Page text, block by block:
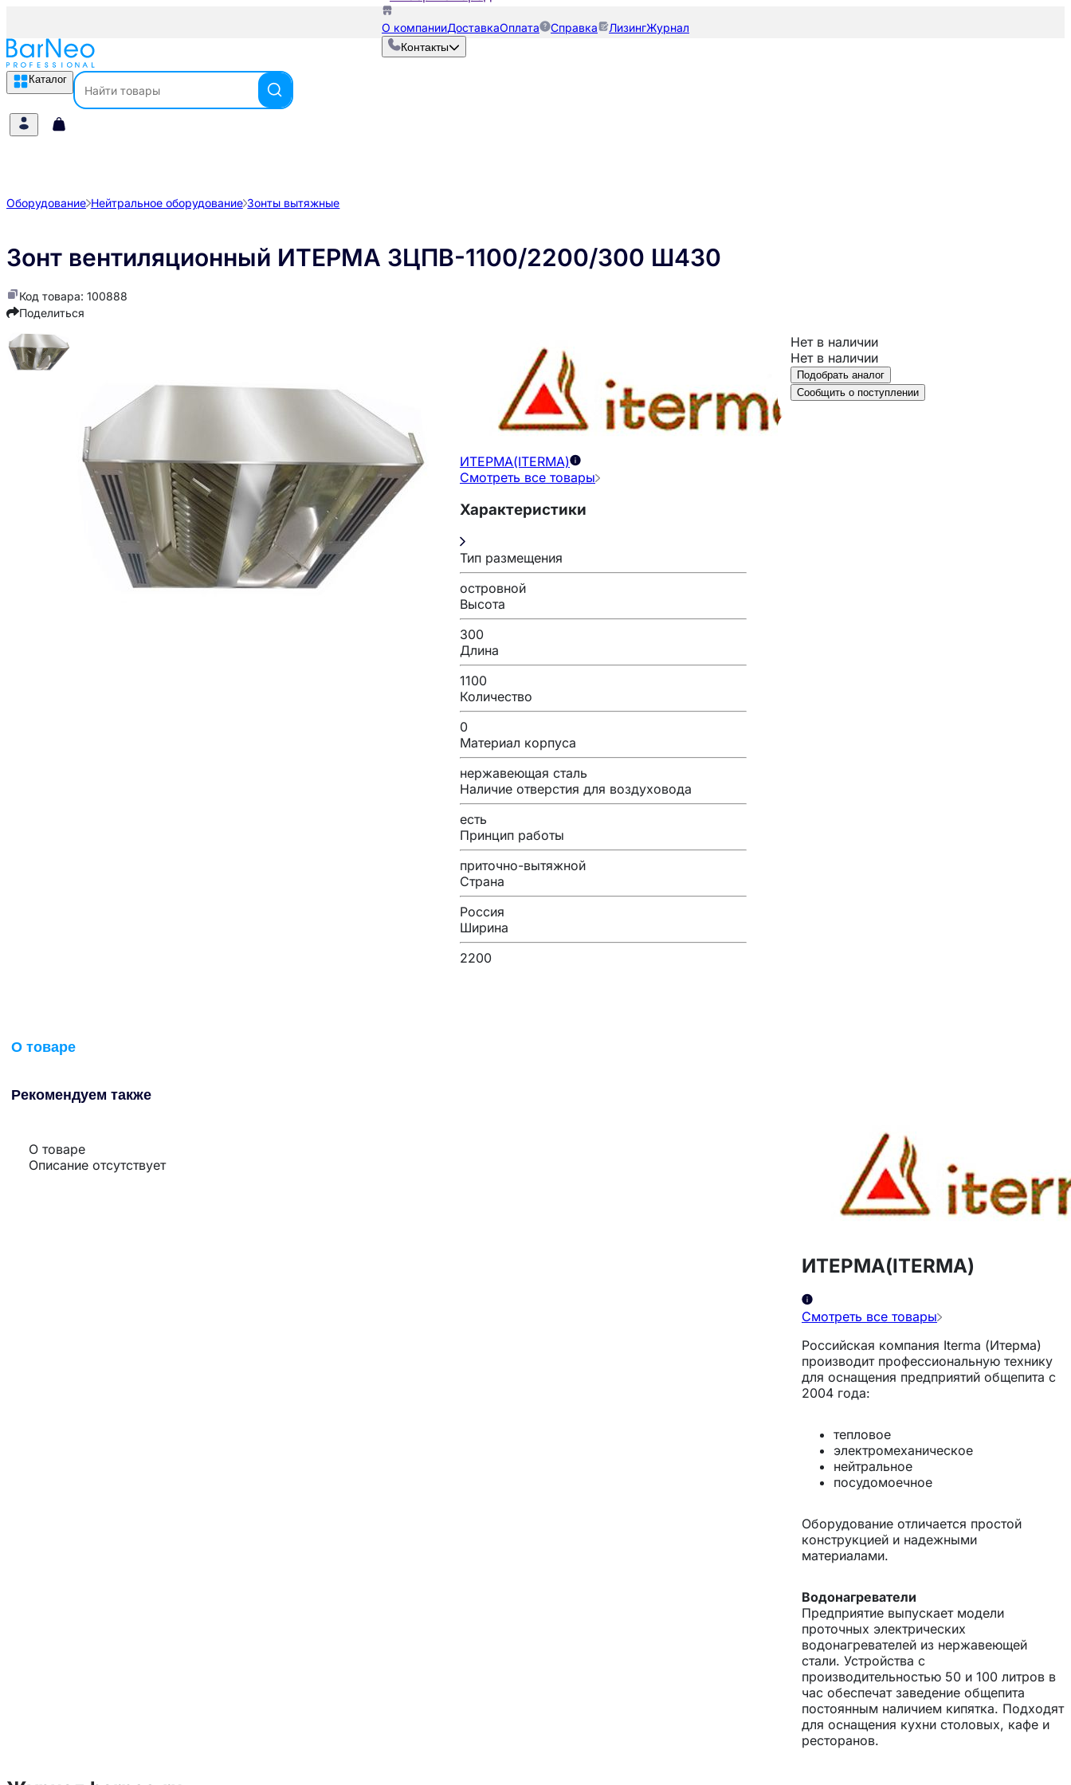
О компанииДоставкаОплата Справка ЛизингЖурнал
Контакты
Каталог
Оборудование Нейтральное оборудование Зонты вытяжные
Зонт вентиляционный ИТЕРМА ЗЦПВ-1100/2200/300 Ш430
Код товара: 100888
Поделиться
ИТЕРМА(ITERMA)
Смотреть все товары
Характеристики
Тип размещения
островной
Высота
300
Длина
1100
Количество
0
Материал корпуса
нержавеющая сталь
Наличие отверстия для воздуховода
есть
Принцип работы
приточно-вытяжной
Страна
Россия
Ширина
2200
Нет в наличии
Нет в наличии
Подобрать аналог
Сообщить о поступлении
О товаре
Рекомендуем также
О товаре
Описание отсутствует
ИТЕРМА(ITERMA)
Смотреть все товары
Российская компания Iterma (Итерма)
производит профессиональную технику
для оснащения предприятий общепита с
2004 года:
тепловое
электромеханическое
нейтральное
посудомоечное
Оборудование отличается простой
конструкцией и надежными
материалами.
Водонагреватели
Предприятие выпускает модели
проточных электрических
водонагревателей из нержавеющей
стали. Устройства с
производительностью 50 и 100 литров в
час обеспечат заведение общепита
постоянным наличием кипятка. Подходят
для оснащения кухни столовых, кафе и
ресторанов.